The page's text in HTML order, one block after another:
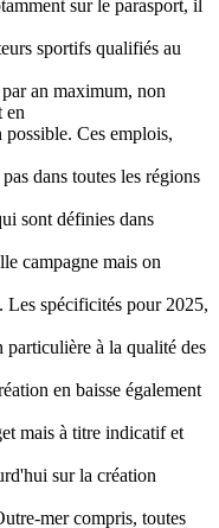
sur le parasport, il
sportifs qualifiés au
an maximum, non
en
Ces emplois,
dans toutes les régions
sont définies dans
campagne mais on
Les spécificités pour 2025,
particulière à la qualité des
en baisse également
mais à titre indicatif et
sur la création
mer compris, toutes